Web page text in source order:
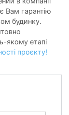
Вам гарантію
будинку.
якому етапі
проєкту!